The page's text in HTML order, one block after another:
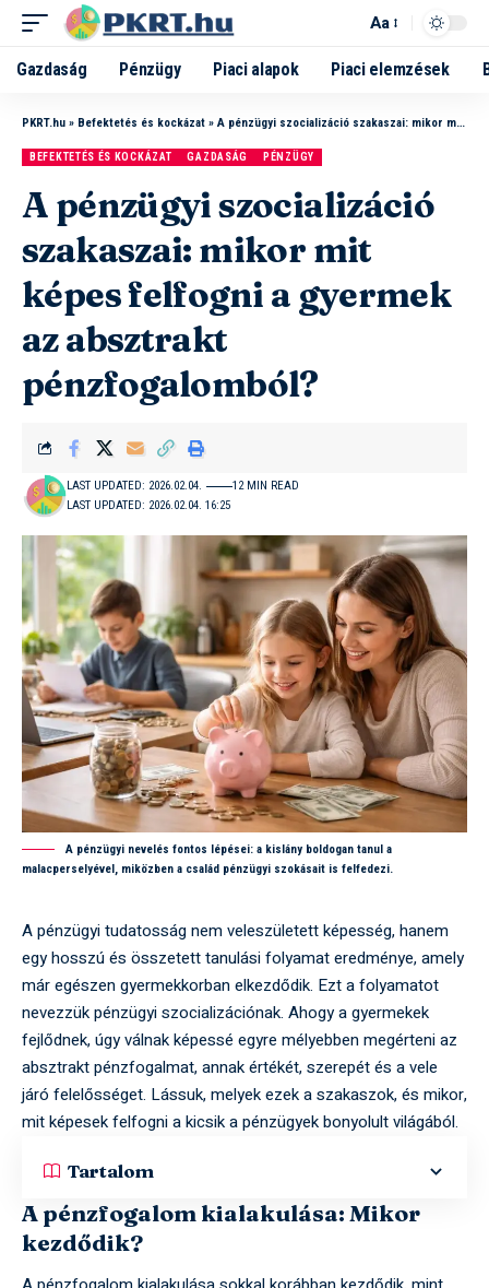
Aa
Gazdaság Pénzügy Piaci alapok Piaci elemzések
PKRT.hu » Befektetés és kockázat » A pénzügyi szocializáció szakaszai: mikor mit képes felfogni a gyermek az absztrakt pénzfogalomból?
BEFEKTETÉS ÉS KOCKÁZAT GAZDASÁG PÉNZÜGY
A pénzügyi szocializáció
szakaszai: mikor mit
képes felfogni a gyermek
az absztrakt
pénzfogalomból?
LAST UPDATED: 2026.02.04. 16:25
LAST UPDATED: 2026.02.04. 12 MIN READ
A pénzügyi nevelés fontos lépései: a kislány boldogan tanul a
malacperselyével, miközben a család pénzügyi szokásait is felfedezi.
A pénzügyi tudatosság nem veleszületett képesség, hanem
egy hosszú és összetett tanulási folyamat eredménye, amely
már egészen gyermekkorban elkezdődik. Ezt a folyamatot
nevezzük pénzügyi szocializációnak. Ahogy a gyermekek
fejlődnek, úgy válnak képessé egyre mélyebben megérteni az
absztrakt pénzfogalmat, annak értékét, szerepét és a vele
járó felelősséget. Lássuk, melyek ezek a szakaszok, és mikor,
mit képesek felfogni a kicsik a pénzügyek bonyolult világából.
Tartalom
A pénzfogalom kialakulása: Mikor
kezdődik?